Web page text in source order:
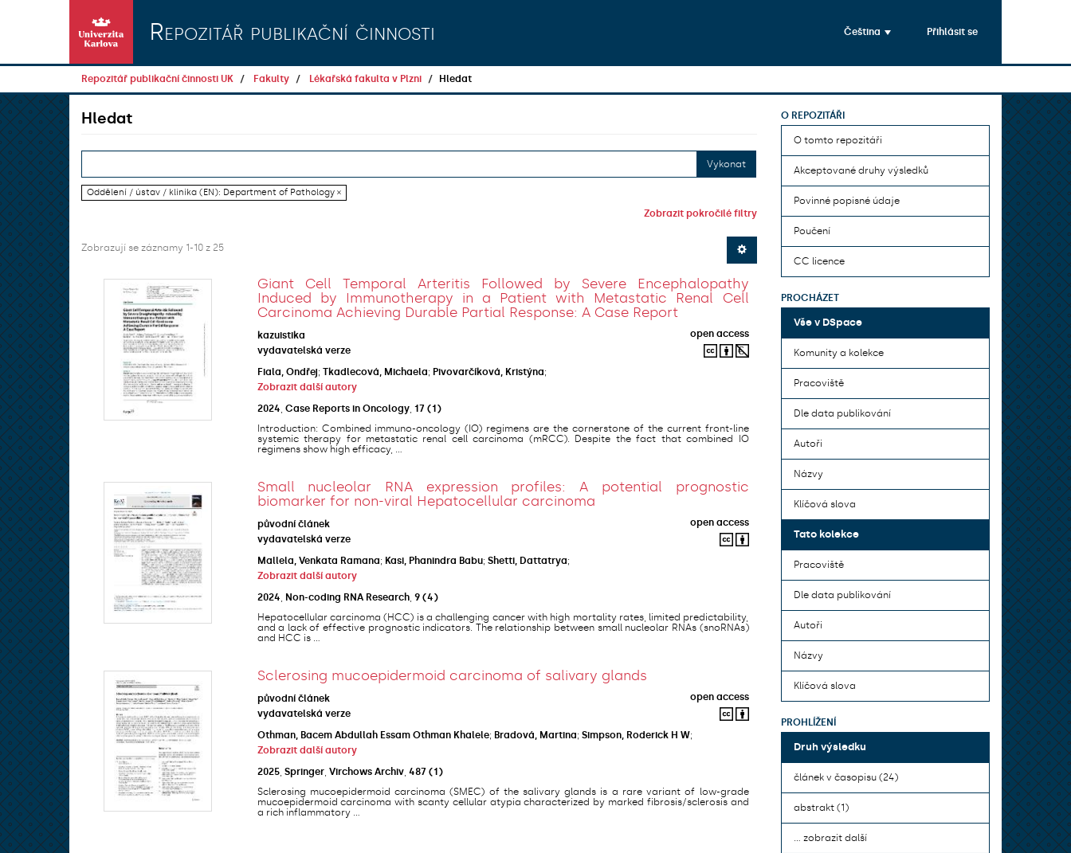
Repozitář publikační činnosti Čeština Přihlásit se
Repozitář publikační činnosti UK Fakulty Lékařská fakulta v Plzni Hledat
Hledat
Vykonat
Oddělení / ústav / klinika (EN): Department of Pathology ×
Zobrazit pokročilé filtry
Zobrazují se záznamy 1-10 z 25
Giant Cell Temporal Arteritis Followed by Severe Encephalopathy
Induced by Immunotherapy in a Patient with Metastatic Renal Cell
Carcinoma Achieving Durable Partial Response: A Case Report
kazuistika
open access
vydavatelská verze
Fiala, Ondřej; Tkadlecová, Michaela; Pivovarčíková, Kristýna;
Zobrazit další autory
2024 Case Reports in Oncology, 17 (1)
Introduction: Combined immuno-oncology (IO) regimens are the cornerstone of the current front-line
systemic therapy for metastatic renal cell carcinoma (mRCC). Despite the fact that combined IO
regimens show high efficacy, ...
Small nucleolar RNA expression profiles: A potential prognostic
biomarker for non-viral Hepatocellular carcinoma
původní článek
open access
vydavatelská verze
Mallela, Venkata Ramana; Kasi, Phanindra Babu; Shetti, Dattatrya;
Zobrazit další autory
2024 Non-coding RNA Research, 9 (4)
Hepatocellular carcinoma (HCC) is a challenging cancer with high mortality rates, limited predictability,
and a lack of effective prognostic indicators. The relationship between small nucleolar RNAs (snoRNAs)
and HCC is ...
Sclerosing mucoepidermoid carcinoma of salivary glands
původní článek
open access
vydavatelská verze
Othman, Bacem Abdullah Essam Othman Khalele; Bradová, Martina; Simpson, Roderick H W;
Zobrazit další autory
2025, Springer, Virchows Archiv, 487 (1)
Sclerosing mucoepidermoid carcinoma (SMEC) of the salivary glands is a rare variant of low-grade
mucoepidermoid carcinoma with scanty cellular atypia characterized by marked fibrosis/sclerosis and
a rich inflammatory ...
O REPOZITÁŘI
O tomto repozitáři
Akceptované druhy výsledků
Povinné popisné údaje
Poučení
CC licence
PROCHÁZET
Vše v DSpace
Komunity a kolekce
Pracoviště
Dle data publikování
Autoři
Názvy
Klíčová slova
Tato kolekce
Pracoviště
Dle data publikování
Autoři
Názvy
Klíčová slova
PROHLÍŽENÍ
Druh výsledku
článek v časopisu (24)
abstrakt (1)
... zobrazit další